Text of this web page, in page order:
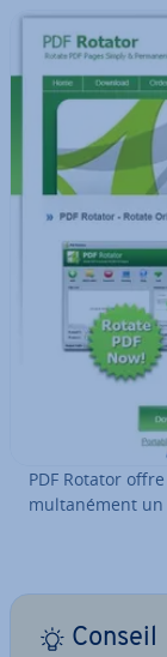
PDF Rotator
mul­ta­né­ment un
Conseil